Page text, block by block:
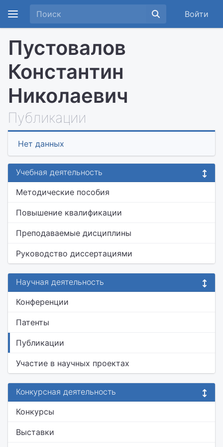
Войти
Пустовалов
Константин
Николаевич
Публикации
Нет данных
Учебная деятельность
Методические пособия
Повышение квалификации
Преподаваемые дисциплины
Руководство диссертациями
Научная деятельность
Конференции
Патенты
Публикации
Участие в научных проектах
Конкурсная деятельность
Конкурсы
Выставки